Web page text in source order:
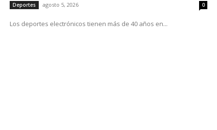
Deportes agosto 5, 2026 0
Los deportes electrónicos tienen más de 40 años en...